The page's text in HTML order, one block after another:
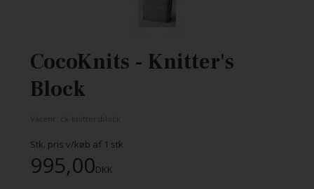
CocoKnits - Knitter's
Block
Stk. pris v/køb af 1 stk
995,00DKK